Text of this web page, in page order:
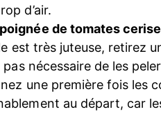
d’air.
de tomates
est très juteuse, retirez
nécessaire de les
une première fois les
au départ, car